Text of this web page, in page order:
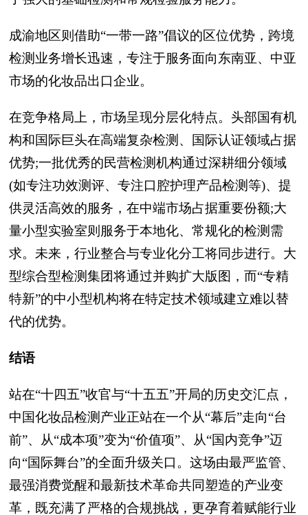
成渝地区则借助“一带一路”倡议的区位优势，跨境
检测业务增长迅速，专注于服务面向东南亚、中亚
市场的化妆品出口企业。
在竞争格局上，市场呈现分层化特点。头部国有机
构和国际巨头在高端复杂检测、国际认证领域占据
优势;一批优秀的民营检测机构通过深耕细分领域
(如专注功效测评、专注口腔护理产品检测等)、提
供灵活高效的服务，在中端市场占据重要份额;大
量小型实验室则服务于本地化、常规化的检测需
求。未来，行业整合与专业化分工将同步进行。大
型综合型检测集团将通过并购扩大版图，而“专精
特新”的中小型机构将在特定技术领域建立难以替
代的优势。
结语
站在“十四五”收官与“十五五”开局的历史交汇点，
中国化妆品检测产业正站在一个从“幕后”走向“台
前”、从“成本项”变为“价值项”、从“国内竞争”迈
向“国际舞台”的全面升级关口。这场由最严监管、
最强消费觉醒和最新技术革命共同塑造的产业变
革，既充满了严格的合规挑战，更孕育着赋能行业